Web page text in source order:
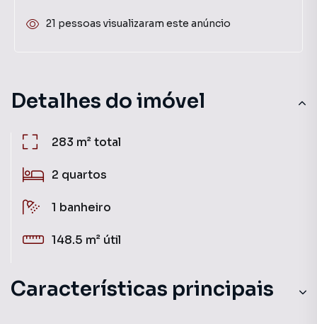
Detalhes do imóvel
283 m²total
2 quartos
1 banheiro
148.5 m² útil
Características principais
21 pessoas visualizaram este anúncio